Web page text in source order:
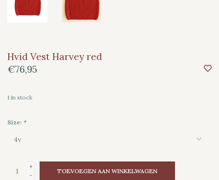
Hvid Vest Harvey red
€76,95
1 in stock
Size: *
+
-
TOEVOEGEN AAN WINKELWAGEN